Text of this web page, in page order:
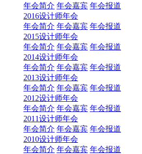
年会简介 年会嘉宾 年会报道
2016设计师年会
年会简介 年会嘉宾 年会报道
2015设计师年会
年会简介 年会嘉宾 年会报道
2014设计师年会
年会简介 年会嘉宾 年会报道
2013设计师年会
年会简介 年会嘉宾 年会报道
2012设计师年会
年会简介 年会嘉宾 年会报道
2011设计师年会
年会简介 年会嘉宾 年会报道
2010设计师年会
年会简介 年会嘉宾 年会报道